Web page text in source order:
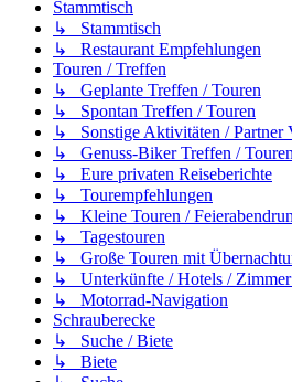
Stammtisch
↳ Stammtisch
↳ Restaurant Empfehlungen
Touren / Treffen
↳ Geplante Treffen / Touren
↳ Spontan Treffen / Touren
↳ Sonstige Aktivitäten / Partner
↳ Genuss-Biker Treffen /
↳ Eure privaten Reiseberichte
↳ Tourempfehlungen
↳ Kleine Touren /
↳ Tagestouren
↳ Große Touren mit
↳ Unterkünfte / Hotels /
↳ Motorrad-Navigation
Schrauberecke
↳ Suche / Biete
↳ Biete